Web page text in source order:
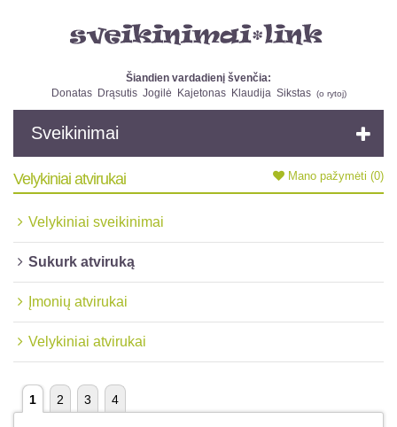
Šiandien vardadienį švenčia:
Donatas
Drąsutis Jogilė Kajetonas Klaudija Sikstas (o rytoj)
Sveikinimai
Mano pažymėti (0)
Velykiniai atvirukai
Velykiniai sveikinimai
Sukurk atviruką
Įmonių atvirukai
Velykiniai atvirukai
1 2 3 4